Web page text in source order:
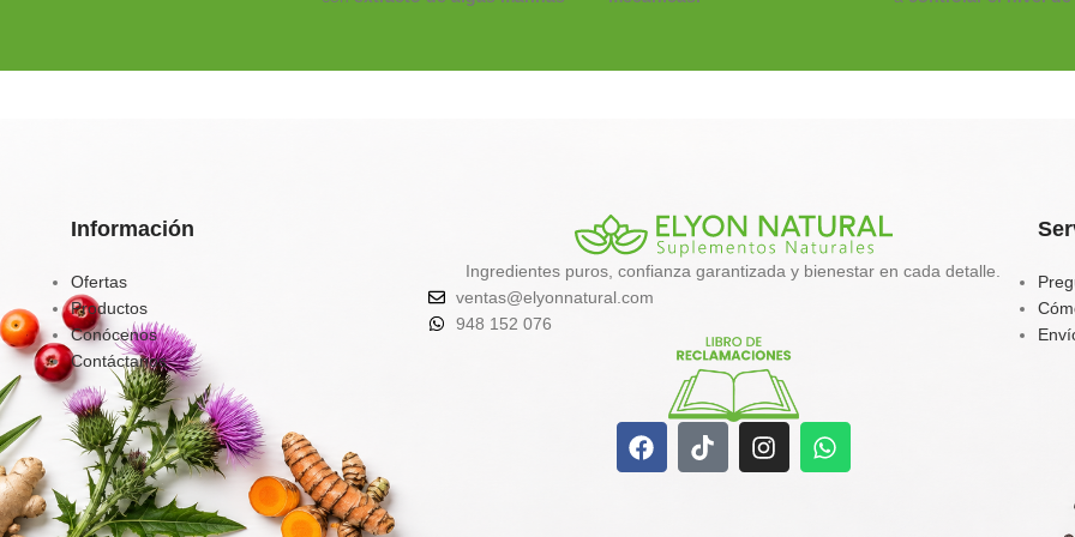
antioxidantesque ayudan al
Aporta energía, calcio,
hierro y vitaminas
Contribuye al equilibrio
Jengibre, Palo de Arco y
Cartílago de Tiburón)
enriquecido con Vitamina C
para asegurar una fijación y una
estructural profunda.
Sinergia Antiinflamatoria:
cúrcuma y jengibre potenciados
con pimienta negra para una
absorción celular garantizada.
digestión.
Información
Ofertas
Productos
Conócenos
Contáctanos
Ingredientes puros, confianza garantizada y bienestar en cada detalle.
ventas@elyonnatural.com
948 152 076